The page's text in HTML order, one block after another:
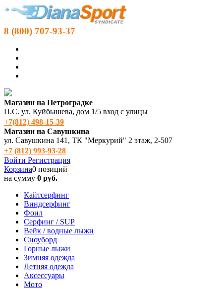
8 (800) 707-93-37
Магазин на Петроградке
П.С. ул. Куйбышева, дом 1/5 вход с улицы
+7(812) 498‑15-39
Магазин на Савушкина
ул. Савушкина 141, ТК "Меркурий" 2 этаж, 2-507
+7 (812) 993-93-28
Войти Регистрация
Корзина0 позиций
на сумму 0 руб.
Кайтсерфинг
Виндсерфинг
Фоил
Серфинг / SUP
Вейк / водные лыжи
Сноуборд
Горные лыжи
Зимняя одежда
Летняя одежда
Аксессуары
Мото